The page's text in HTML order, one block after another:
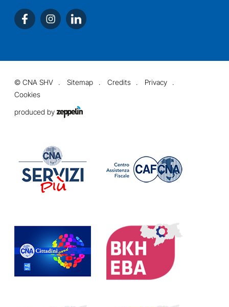
©CNA SHV Sitemap Credits
Privacy
Cookies
produced by